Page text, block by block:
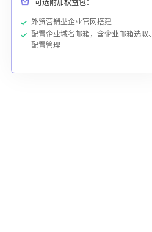
可选附加权益包：
外贸营销型企业官网搭建
配置企业域名邮箱，含企业邮箱选取、
配置管理